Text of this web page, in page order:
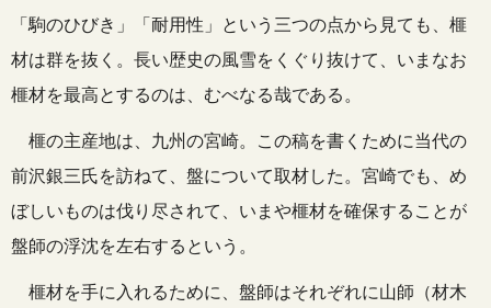
「駒のひびき」「耐用性」という三つの点から見ても、榧
材は群を抜く。長い歴史の風雪をくぐり抜けて、いまなお
榧材を最高とするのは、むべなる哉である。
榧の主産地は、九州の宮崎。この稿を書くために当代の
前沢銀三氏を訪ねて、盤について取材した。宮崎でも、め
ぼしいものは伐り尽されて、いまや榧材を確保することが
盤師の浮沈を左右するという。
榧材を手に入れるために、盤師はそれぞれに山師（材木